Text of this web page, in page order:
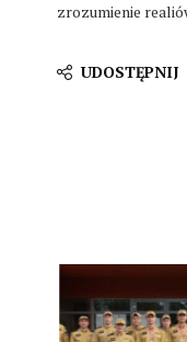
zrozumienie
UDOSTĘPNIJ